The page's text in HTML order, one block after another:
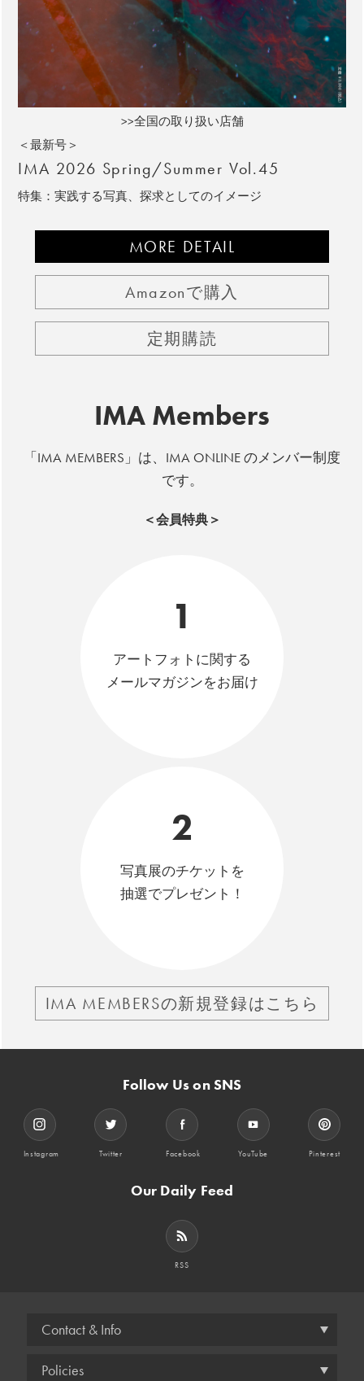
>>全国の取り扱い店舗
＜最新号＞
IMA 2026 Spring/Summer Vol.45
特集：実践する写真、探求としてのイメージ
MORE DETAIL
Amazonで購入
定期購読
IMA Members
「IMA MEMBERS」は、IMA ONLINE のメンバー制度
です。
＜会員特典＞
1
アートフォトに関する
メールマガジンをお届け
2
写真展のチケットを
抽選でプレゼント！
IMA MEMBERSの新規登録はこちら
Follow Us on SNS
Instagram Twitter Facebook YouTube Pinterest
Our Daily Feed
RSS
Contact & Info
Policies